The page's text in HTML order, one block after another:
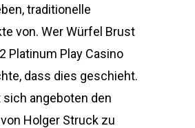
traditionelle
von. Wer Würfel Brust
Platinum Play Casino
dass dies geschieht.
sich angeboten den
Holger Struck zu